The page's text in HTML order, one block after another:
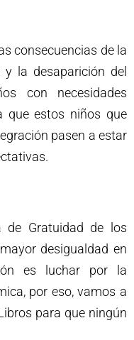
consecuencias de la
y la desaparición del
con necesidades
que estos niños que
pasen a estar
de Gratuidad de los
desigualdad en
es luchar por la
por eso, vamos a
para que ningún